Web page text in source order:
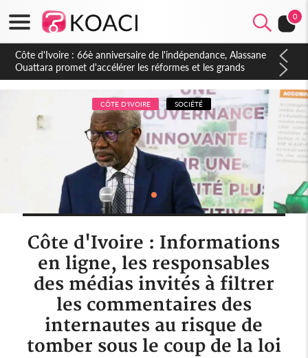
0
Côte d'Ivoire : À Abidjan, Amadou Oury Bah admire le modèle
ivoirien et veut s'en inspirer pour accélérer le développement
de la Guinée
CÔTE D'IVOIRE SOCIÉTÉ
Côte d'Ivoire : Informations
en ligne, les responsables
des médias invités à filtrer
les commentaires des
internautes au risque de
tomber sous le coup de la loi